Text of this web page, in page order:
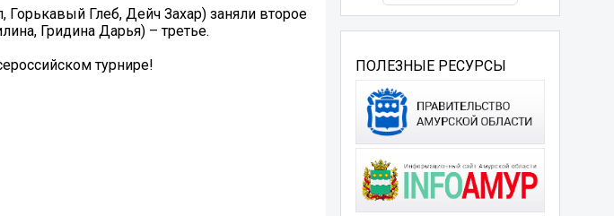
Глеб, Дейч Захар) заняли второе
Гридина Дарья) – третье.
турнире!
ПОЛЕЗНЫЕ РЕСУРСЫ